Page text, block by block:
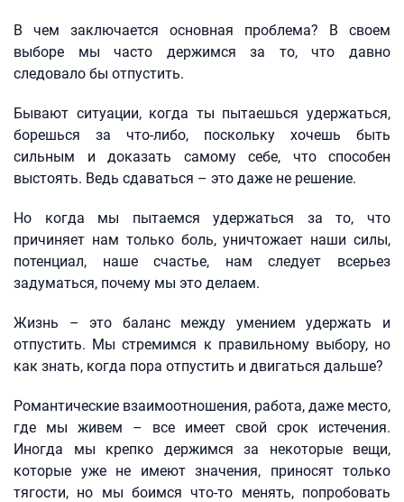
В чем заключается основная проблема? В своем
выборе мы часто держимся за то, что давно
следовало бы отпустить.
Бывают ситуации, когда ты пытаешься удержаться,
борешься за что-либо, поскольку хочешь быть
сильным и доказать самому себе, что способен
выстоять. Ведь сдаваться – это даже не решение.
Но когда мы пытаемся удержаться за то, что
причиняет нам только боль, уничтожает наши силы,
потенциал, наше счастье, нам следует всерьез
задуматься, почему мы это делаем.
Жизнь – это баланс между умением удержать и
отпустить. Мы стремимся к правильному выбору, но
как знать, когда пора отпустить и двигаться дальше?
Романтические взаимоотношения, работа, даже место,
где мы живем – все имеет свой срок истечения.
Иногда мы крепко держимся за некоторые вещи,
которые уже не имеют значения, приносят только
тягости, но мы боимся что-то менять, попробовать